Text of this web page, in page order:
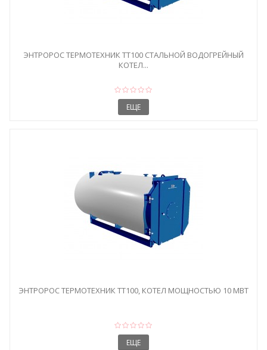
ЭНТРОРОС ТЕРМОТЕХНИК ТТ100 СТАЛЬНОЙ ВОДОГРЕЙНЫЙ
КОТЕЛ...
ЕЩЕ
ЭНТРОРОС ТЕРМОТЕХНИК ТТ100, КОТЕЛ МОЩНОСТЬЮ 10 МВТ
ЕЩЕ